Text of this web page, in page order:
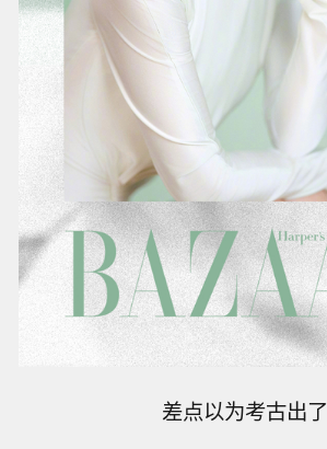
差点以为考古出了